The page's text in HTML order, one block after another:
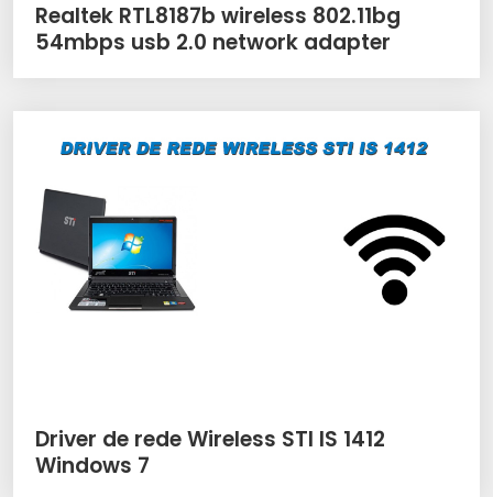
Realtek RTL8187b wireless 802.11bg
54mbps usb 2.0 network adapter
Driver de rede Wireless STI IS 1412
Windows 7